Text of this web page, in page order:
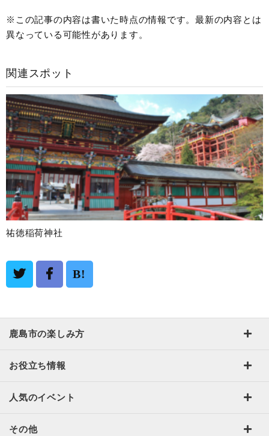
※この記事の内容は書いた時点の情報です。最新の内容とは
異なっている可能性があります。
関連スポット
祐徳稲荷神社
B!
鹿島市の楽しみ方
お役立ち情報
人気のイベント
その他